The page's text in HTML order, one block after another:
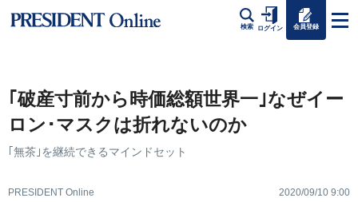
検索 ログイン 会員登録
｢破産寸前から時価総額世界一｣なぜイー
ロン･マスクは折れないのか
｢無茶｣を継続できるマインドセット
PRESIDENT Online 2020/09/10 9:00